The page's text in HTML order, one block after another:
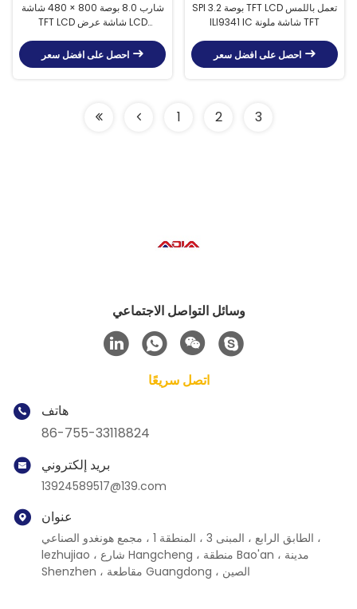
شارب 8.0 بوصة 800 × 480 شاشة
TFT LCD شاشة عرض LCD
احصل على افضل سعر
SPI 3.2 بوصة TFT LCD تعمل باللمس
ILI9341 IC شاشة ملونة TFT
احصل على افضل سعر
1 2 3
وسائل التواصل الاجتماعي
اتصل سريعًا
هاتف
86-755-33118824
بريد إلكتروني
13924589517@139.com
عنوان
الطابق الرابع ، المبنى 3 ، المنطقة 1 ، مجمع هونغدو الصناعي ،
lezhujiao ، شارع Hangcheng ، منطقة Bao'an ، مدينة
Shenzhen ، مقاطعة Guangdong ، الصين